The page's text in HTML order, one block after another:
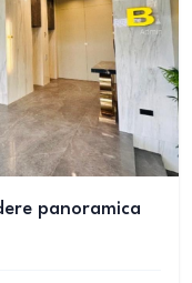
panoramica